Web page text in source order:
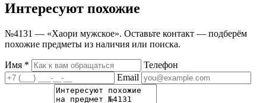
Интересуют похожие
№4131 — «Хаори мужское». Оставьте контакт — подберём
похожие предметы из наличия или поиска.
Имя *
Телефон
Email